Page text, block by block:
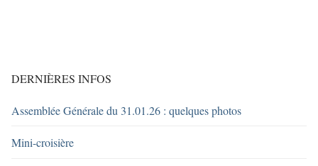
DERNIÈRES INFOS
Assemblée Générale du 31.01.26 : quelques photos
Mini-croisière